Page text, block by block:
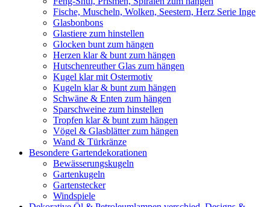
Fische, Muscheln, Wolken, Seestern, Herz Serie Inge
Glasbonbons
Glastiere zum hinstellen
Glocken bunt zum hängen
Herzen klar & bunt zum hängen
Hutschenreuther Glas zum hängen
Kugel klar mit Ostermotiv
Kugeln klar & bunt zum hängen
Schwäne & Enten zum hängen
Sparschweine zum hinstellen
Tropfen klar & bunt zum hängen
Vögel & Glasblätter zum hängen
Wand & Türkränze
Besondere Gartendekorationen
Bewässerungskugeln
Gartenkugeln
Gartenstecker
Windspiele